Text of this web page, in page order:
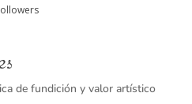
de fundición y valor artístico